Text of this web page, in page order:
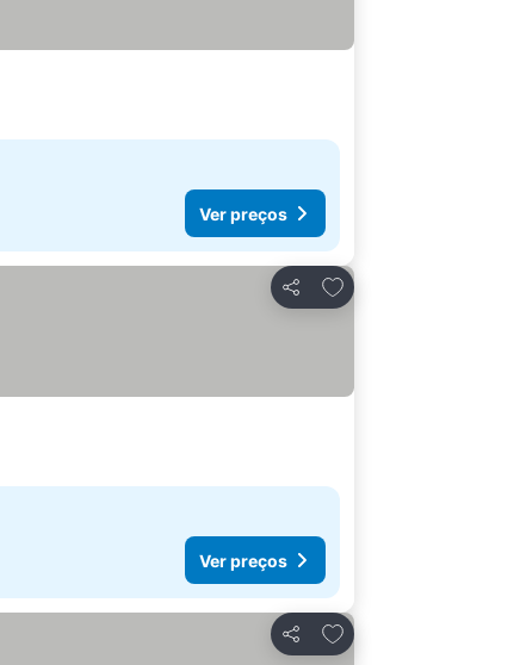
Ver preços
Partilhar
Adicionar aos favoritos
Ver preços
Partilhar
Adicionar aos favoritos